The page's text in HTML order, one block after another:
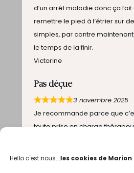
Hello c'est nous...les cookies de Marion
d’un arrêt maladie donc ça
remettre le pied à l’étrier sur
simples, par contre
le temps de la finir.
Victorine
Pas déçue
3 novembre 2025
Je recommande parce que
toute prise en charge